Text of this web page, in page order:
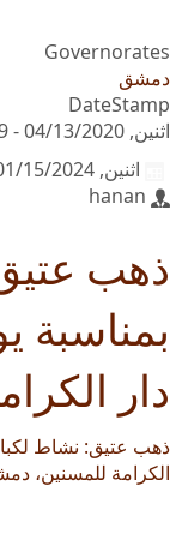
Governorates
دمشق
DateStamp
اثنين, 04/13/2020 - 09:39
اثنين, 01/15/2024 - 07:58
hanan
ذهب
بمناسبة
دار
ذهب عتيق: نشاط
الكرامة للمسنين،